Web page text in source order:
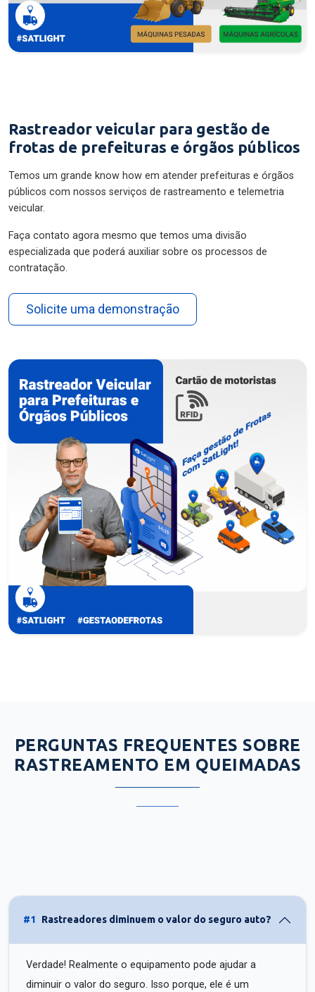
Rastreador veicular para gestão de
frotas de prefeituras e órgãos públicos
Temos um grande know how em atender prefeituras e órgãos
públicos com nossos serviços de rastreamento e telemetria
veicular.
Faça contato agora mesmo que temos uma divisão
especializada que poderá auxiliar sobre os processos de
contratação.
Solicite uma demonstração
PERGUNTAS FREQUENTES SOBRE
RASTREAMENTO EM QUEIMADAS
#1 Rastreadores diminuem o valor do seguro auto?
Verdade! Realmente o equipamento pode ajudar a
diminuir o valor do seguro. Isso porque, ele é um